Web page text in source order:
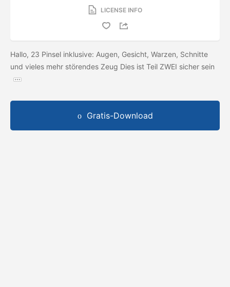
LICENSE INFO
Hallo, 23 Pinsel inklusive: Augen, Gesicht, Warzen, Schnitte
und vieles mehr störendes Zeug Dies ist Teil ZWEI sicher sein
Gratis-Download